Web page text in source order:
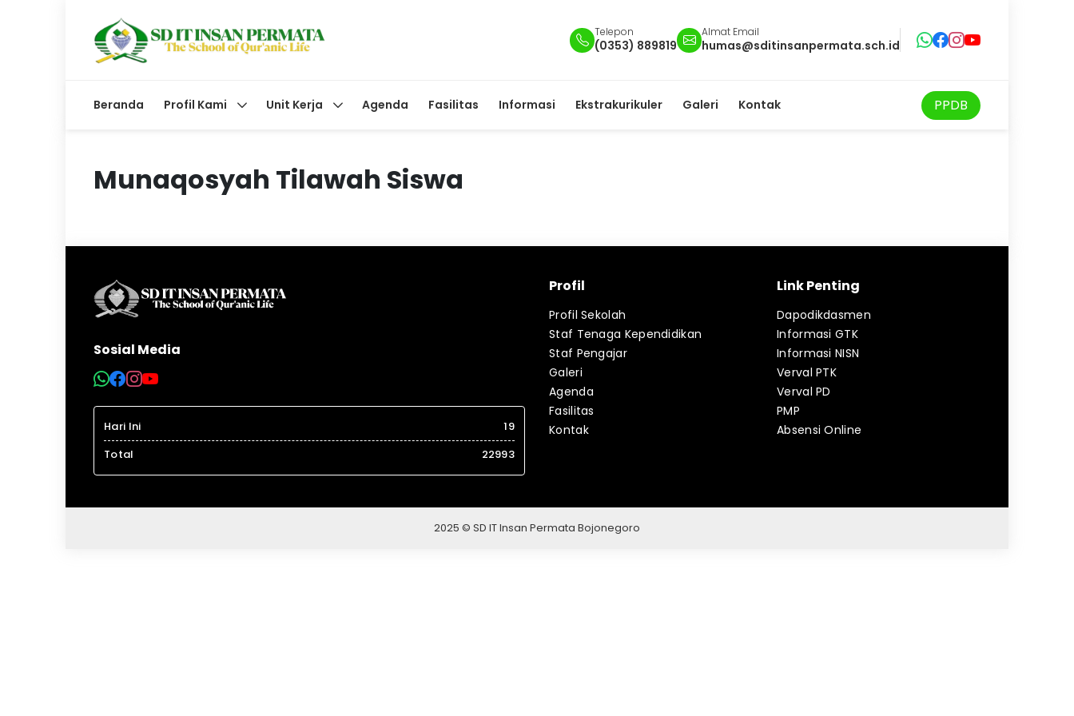
Telepon
(0353) 889819
Almat Email
humas@sditinsanpermata.sch.id
Beranda Profil Kami Unit Kerja Agenda Fasilitas Informasi Ekstrakurikuler Galeri Kontak PPDB
Munaqosyah Tilawah Siswa
Sosial Media
Hari Ini
19
Total
22993
Profil
Profil Sekolah
Staf Tenaga Kependidikan
Staf Pengajar
Galeri
Agenda
Fasilitas
Kontak
Link Penting
Dapodikdasmen
Informasi GTK
Informasi NISN
Verval PTK
Verval PD
PMP
Absensi Online
2025 © SD IT Insan Permata Bojonegoro